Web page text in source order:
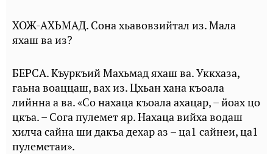
ХОЖ-АХЬМАД. Сона хьавовзийтал из. Мала
яхаш ва из?
БЕРСА. Къуркъий Махьмад яхаш ва. Уккхаза,
гаьна воаццаш, вах из. Цхьан хана къоала
лийнна а ва. «Со нахаца къоала ахацар, – йоах цо
цкъа. – Сога пулемет яр. Нахаца вийха водаш
хилча сайна ши дакъа дехар аз – ца1 сайнеи, ца1
пулеметаи».